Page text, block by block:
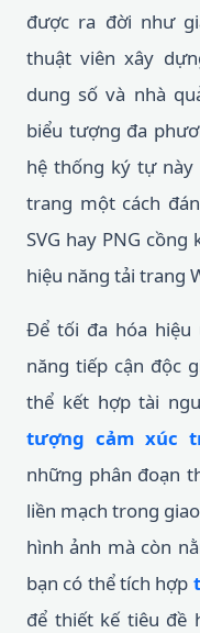
được ra đời như
thuật viên xây
dung số và nhà
biểu tượng đa
hệ thống ký tự
trang một cách
SVG hay PNG
hiệu năng tải trang
Để tối đa hóa hiệu
năng tiếp cận độc
thể kết hợp tài
tượng cảm xúc
những phân đoạn
liền mạch trong
hình ảnh mà còn
bạn có thể tích hợp
để thiết kế tiêu đề